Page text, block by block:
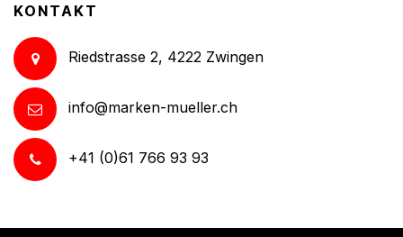
KONTAKT
Riedstrasse 2, 4222 Zwingen
info@marken-mueller.ch
+41 (0)61 766 93 93